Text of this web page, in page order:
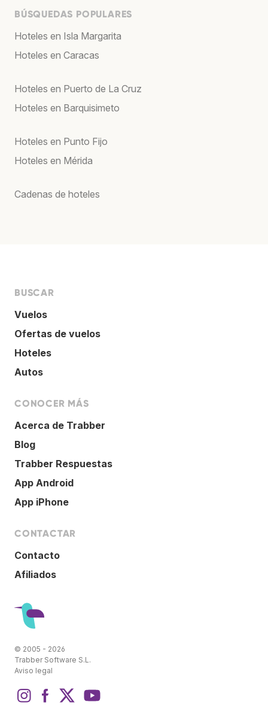
BÚSQUEDAS POPULARES
Hoteles en Isla Margarita
Hoteles en Caracas
Hoteles en Puerto de La Cruz
Hoteles en Barquisimeto
Hoteles en Punto Fijo
Hoteles en Mérida
Cadenas de hoteles
BUSCAR
Vuelos
Ofertas de vuelos
Hoteles
Autos
CONOCER MÁS
Acerca de Trabber
Blog
Trabber Respuestas
App Android
App iPhone
CONTACTAR
Contacto
Afiliados
© 2005 - 2026
Trabber Software S.L.
Aviso legal